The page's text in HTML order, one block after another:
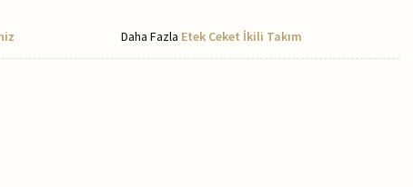
Daha Fazla Etek Ceket İkili Takım